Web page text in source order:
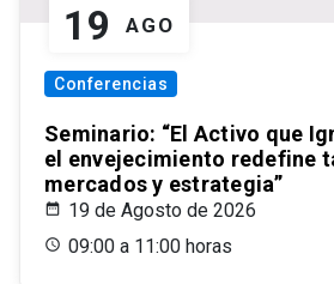
19 AGO
Conferencias
Seminario: “El Activo que
el envejecimiento redefine
mercados y estrategia”
19 de Agosto de 2026
09:00 a 11:00 horas